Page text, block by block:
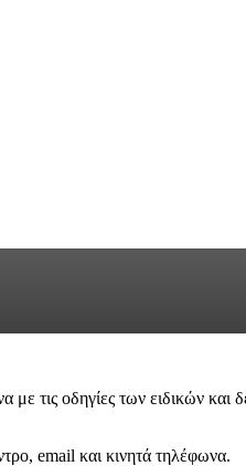
τις οδηγίες των ειδικών και
email και κινητά τηλέφωνα.